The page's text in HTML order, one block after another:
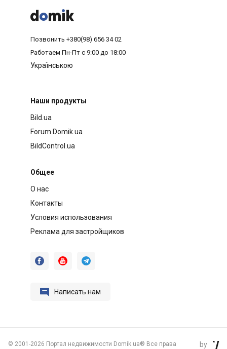



Позвонить +380(98) 656 34 02
Работаем Пн-Пт с 9:00 до 18:00
Українською
Наши продукты
Bild.ua
Forum.Domik.ua
BildControl.ua
Общее
О нас
Контакты
Условия использования
Реклама для застройщиков
  
 Написать нам
© 2001-2026 Портал недвижимости Domik.ua® Все права by 